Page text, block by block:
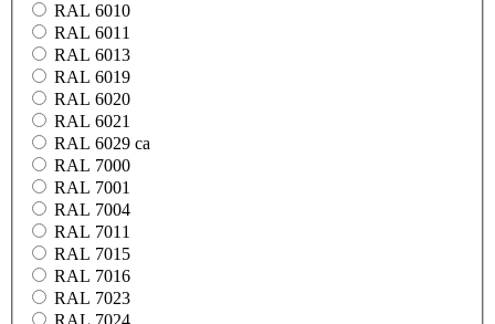
RAL 6010
RAL 6011
RAL 6013
RAL 6019
RAL 6020
RAL 6021
RAL 6029 ca
RAL 7000
RAL 7001
RAL 7004
RAL 7011
RAL 7015
RAL 7016
RAL 7023
RAL 7024